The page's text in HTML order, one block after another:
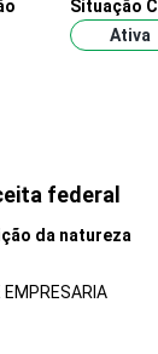
Situação
Ativa
federal
da natureza
EMPRESARIA